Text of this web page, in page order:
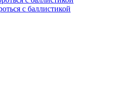
с баллистикой